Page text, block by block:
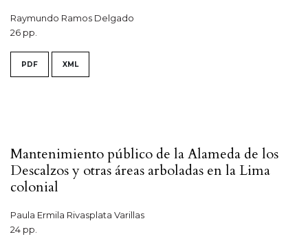
Raymundo Ramos Delgado
26 pp.
PDF XML
Mantenimiento público de la Alameda de los
Descalzos y otras áreas arboladas en la Lima
colonial
Paula Ermila Rivasplata Varillas
24 pp.